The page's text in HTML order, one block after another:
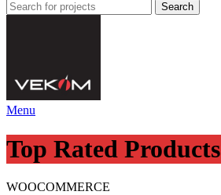
Search
Menu
Top Rated Products
WOOCOMMERCE